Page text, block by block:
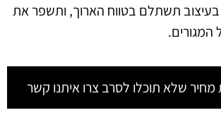
תשתלם בטווח הארוך, ותשפר את
המגורים.
שלא תוכלו לסרב צרו איתנו קשר